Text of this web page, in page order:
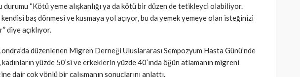
durumu “Kötü yeme alışkanlığı ya da kötü bir düzen de tetikleyci olabiliyor.
baş dönmesi ve kusmaya yol açıyor, bu da yemek yemeye olan isteğinizi
diye açıklıyor.
düzenlenen Migren Derneği Uluslararası Sempozyum Hasta Günü’nde
yüzde 50’si ve erkeklerin yüzde 40’ında öğün atlamanın migreni
dair çok yönlü bir çalışmanın sonuçlarını anlattı.